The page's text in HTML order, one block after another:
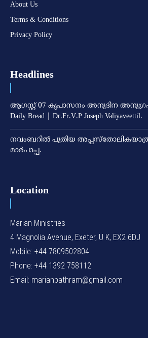
About Us
Terms & Conditions
Privacy Policy
Headlines
ആഗസ്റ്റ് 07 കൃപാസനം അനുദിന
Daily Bread | Dr.Fr.V.P Joseph Valiyaveettil.
നവംബറില്‍ പുതിയ
മാര്‍പാപ്പ.
Location
Marian Ministries
4 Magnolia Avenue, Exeter, U K, EX2 6DJ
Mobile: +44 7809502804
Phone: +44 1392 758112
Email: marianpathram@gmail.com